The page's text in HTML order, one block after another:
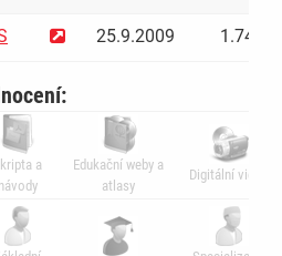
25.9.2009 1.74
a
návody
Edukační weby a
atlasy
Digitální video